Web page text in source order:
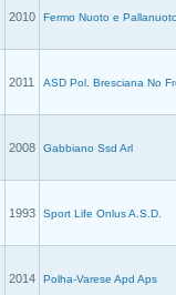
2010 Fermo Nuoto e
2011 ASD Pol. Bresciana No
2008 Gabbiano Ssd Arl
1993 Sport Life Onlus A.S.D.
2014 Polha-Varese Apd Aps